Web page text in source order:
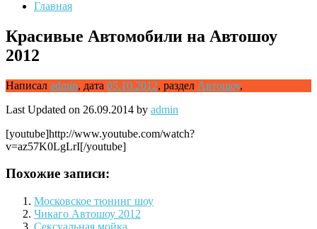
Главная
Красивые Автомобили на Автошоу
2012
Написал admin, дата 05.10.2012, раздел Автошоу,
Last Updated on 26.09.2014 by admin
[youtube]http://www.youtube.com/watch?
v=az57K0LgLrI[/youtube]
Похожие записи:
Московское тюнинг шоу
Чикаго Автошоу 2012
Сексуальная мойка